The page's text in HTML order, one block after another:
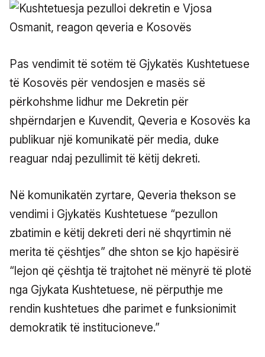
Pas vendimit të sotëm të Gjykatës Kushtetuese
të Kosovës për vendosjen e masës së
përkohshme lidhur me Dekretin për
shpërndarjen e Kuvendit, Qeveria e Kosovës ka
publikuar një komunikatë për media, duke
reaguar ndaj pezullimit të këtij dekreti.
Në komunikatën zyrtare, Qeveria thekson se
vendimi i Gjykatës Kushtetuese “pezullon
zbatimin e këtij dekreti deri në shqyrtimin në
merita të çështjes” dhe shton se kjo hapësirë
“lejon që çështja të trajtohet në mënyrë të plotë
nga Gjykata Kushtetuese, në përputhje me
rendin kushtetues dhe parimet e funksionimit
demokratik të institucioneve.”